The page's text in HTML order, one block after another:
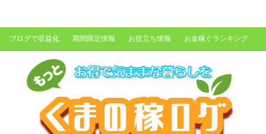
ブログで収益化 期間限定情報 お役立ち情報 お金稼ぐランキング